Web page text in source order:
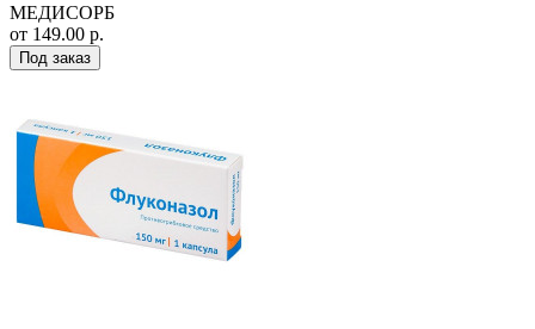
МЕДИСОРБ
от 149.00 р.
Под заказ